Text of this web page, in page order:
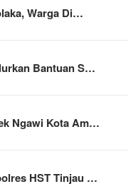
Warga Di…
Bantuan S…
Ngawi Kota Am…
HST Tinjau …